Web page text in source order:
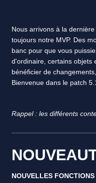
Nous arrivons à la
toujours notre MVP. Des
banc pour que vous
d'ordinaire, certains objets
bénéficier de
Bienvenue dans le patch
Rappel : les différents
NOUVELLES FONCTIONS